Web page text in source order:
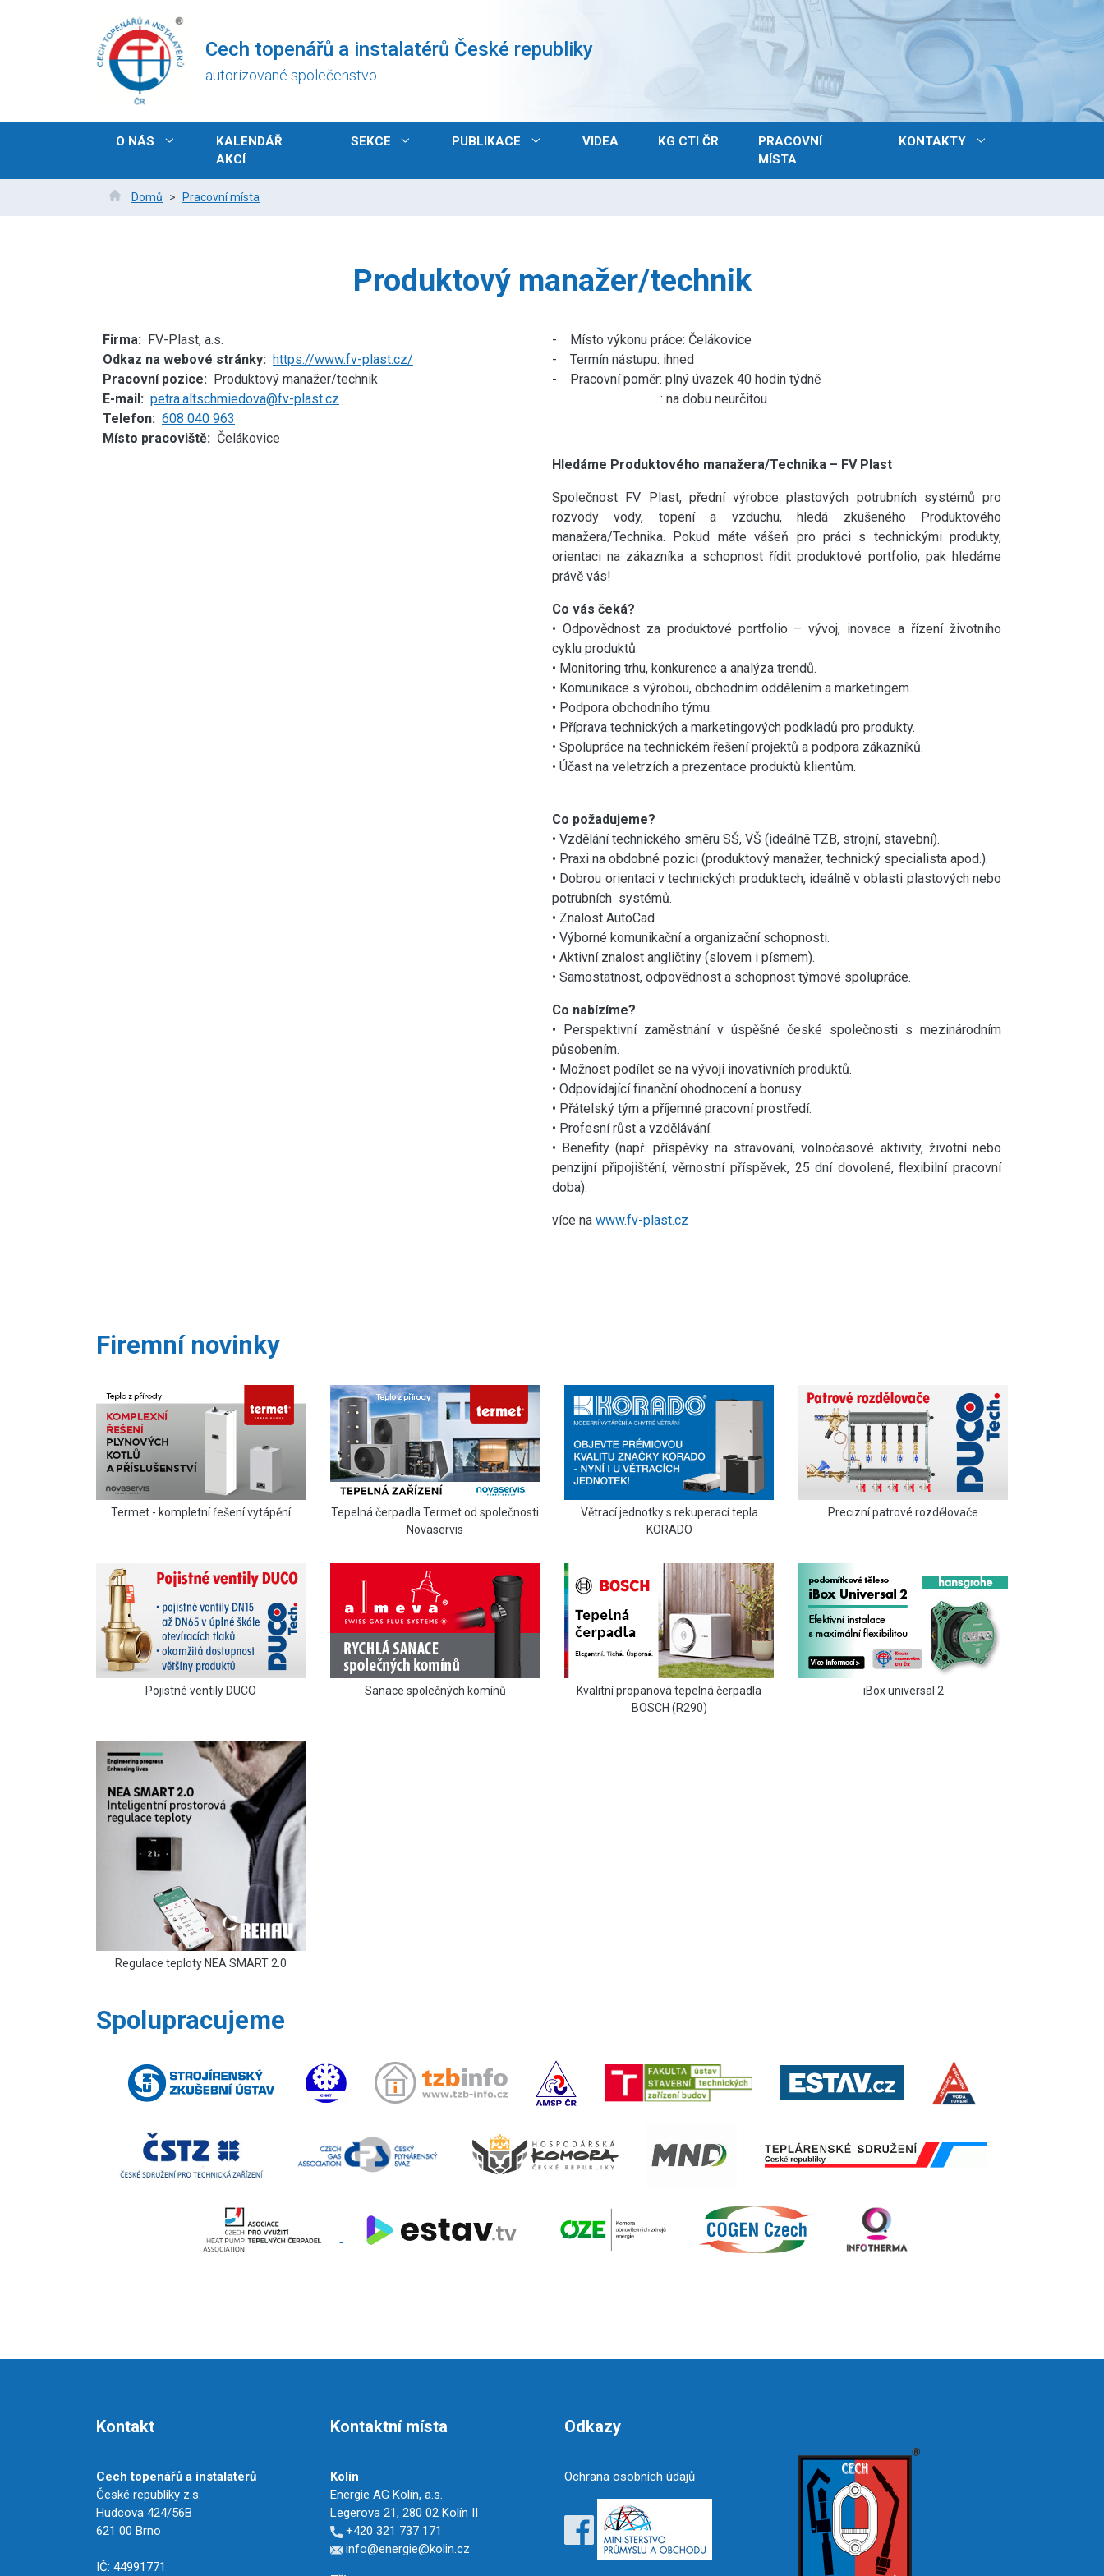
Cech topenářů a instalatérů České republiky
autorizované společenstvo
navigace
O NÁS
KALENDÁŘ
AKCÍ
SEKCE PUBLIKACE VIDEA KG CTI ČR
PRACOVNÍ
MÍSTA
KONTAKTY
Drobečková
navigace
Domů Pracovní místa
Produktový manažer/technik
Firma
FV-Plast, a.s.
Odkaz na webové stránky
https://www.fv-plast.cz/
Pracovní pozice
Produktový manažer/technik
E-mail
petra.altschmiedova@fv-plast.cz
Telefon
608 040 963
Místo pracoviště
Čelákovice
- Místo výkonu práce: Čelákovice
- Termín nástupu: ihned
- Pracovní poměr: plný úvazek 40 hodin týdně
: na dobu neurčitou
Hledáme Produktového manažera/Technika – FV Plast
Společnost FV Plast, přední výrobce plastových potrubních systémů pro
rozvody vody, topení a vzduchu, hledá zkušeného Produktového
manažera/Technika. Pokud máte vášeň pro práci s technickými produkty,
orientaci na zákazníka a schopnost řídit produktové portfolio, pak hledáme
právě vás!
Co vás čeká?
• Odpovědnost za produktové portfolio – vývoj, inovace a řízení životního
cyklu produktů.
• Monitoring trhu, konkurence a analýza trendů.
• Komunikace s výrobou, obchodním oddělením a marketingem.
• Podpora obchodního týmu.
• Příprava technických a marketingových podkladů pro produkty.
• Spolupráce na technickém řešení projektů a podpora zákazníků.
• Účast na veletrzích a prezentace produktů klientům.
Co požadujeme?
• Vzdělání technického směru SŠ, VŠ (ideálně TZB, strojní, stavební).
• Praxi na obdobné pozici (produktový manažer, technický specialista apod.).
• Dobrou orientaci v technických produktech, ideálně v oblasti plastových nebo
potrubních systémů.
• Znalost AutoCad
• Výborné komunikační a organizační schopnosti.
• Aktivní znalost angličtiny (slovem i písmem).
• Samostatnost, odpovědnost a schopnost týmové spolupráce.
Co nabízíme?
• Perspektivní zaměstnání v úspěšné české společnosti s mezinárodním
působením.
• Možnost podílet se na vývoji inovativních produktů.
• Odpovídající finanční ohodnocení a bonusy.
• Přátelský tým a příjemné pracovní prostředí.
• Profesní růst a vzdělávání.
• Benefity (např. příspěvky na stravování, volnočasové aktivity, životní nebo
penzijní připojištění, věrnostní příspěvek, 25 dní dovolené, flexibilní pracovní
doba).
více na www.fv-plast.cz
Firemní novinky
Termet - kompletní řešení vytápění
Tepelná čerpadla Termet od společnosti
Novaservis
Větrací jednotky s rekuperací tepla
KORADO
Precizní patrové rozdělovače
Pojistné ventily DUCO Sanace společných komínů
Kvalitní propanová tepelná čerpadla
BOSCH (R290)
iBox universal 2
Regulace teploty NEA SMART 2.0
Spolupracujeme
Kontakt
Cech topenářů a instalatérů
České republiky z.s.
Hudcova 424/56B
621 00 Brno
IČ: 44991771
Kontaktní místa
Kolín
Energie AG Kolín, a.s.
Legerova 21, 280 02 Kolín II
+420 321 737 171
info@energie@kolin.cz
Odkazy
Ochrana osobních údajů